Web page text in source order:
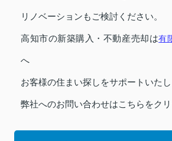
リノベーションもご検討ください。
高知市の新築購入・不動産売却は有
へ
お客様の住まい探しをサポートいたし
弊社へのお問い合わせはこちらをク